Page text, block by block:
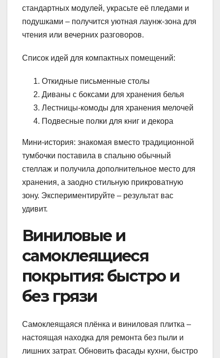
стандартных модулей, украсьте её пледами и
подушками – получится уютная лаунж-зона для
чтения или вечерних разговоров.
Список идей для компактных помещений:
Откидные письменные столы
Диваны с боксами для хранения белья
Лестницы-комоды для хранения мелочей
Подвесные полки для книг и декора
Мини-история: знакомая вместо традиционной
тумбочки поставила в спальню обычный
стеллаж и получила дополнительное место для
хранения, а заодно стильную прикроватную
зону. Экспериментируйте – результат вас
удивит.
Виниловые и
самоклеящиеся
покрытия: быстро и
без грязи
Самоклеящаяся плёнка и виниловая плитка –
настоящая находка для ремонта без пыли и
лишних затрат. Обновить фасады кухни, быстро